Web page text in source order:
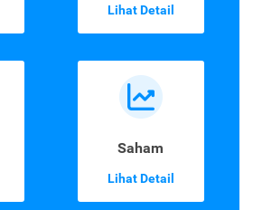
Lihat Detail
Saham
Lihat Detail